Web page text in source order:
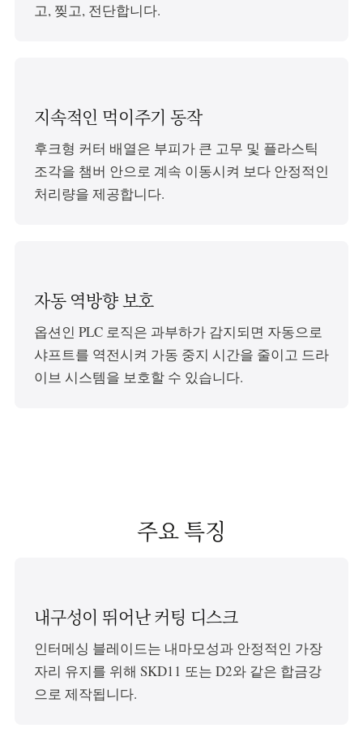
고, 찢고, 전단합니다.
지속적인 먹이주기 동작
후크형 커터 배열은 부피가 큰 고무 및 플라스틱
조각을 챔버 안으로 계속 이동시켜 보다 안정적인
처리량을 제공합니다.
자동 역방향 보호
옵션인 PLC 로직은 과부하가 감지되면 자동으로
샤프트를 역전시켜 가동 중지 시간을 줄이고 드라
이브 시스템을 보호할 수 있습니다.
주요 특징
내구성이 뛰어난 커팅 디스크
인터메싱 블레이드는 내마모성과 안정적인 가장
자리 유지를 위해 SKD11 또는 D2와 같은 합금강
으로 제작됩니다.